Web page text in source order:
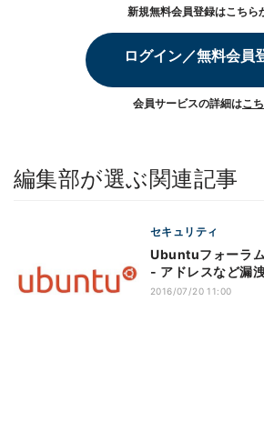
新規無料会員登録はこちら
ログイン／無料会員
会員サービスの詳細はこ
編集部が選ぶ関連記事
セキュリティ
Ubuntuフォーラ
- アドレスなど漏
2016/07/20 11:00